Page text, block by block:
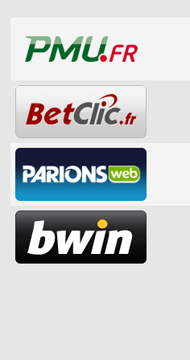
LES STADES
HISTORIQUE
COUPE DES CONFÉDÉRATIONS